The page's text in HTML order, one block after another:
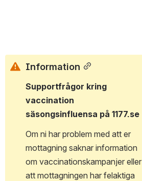
Information
Supportfrågor kring
vaccination
säsongsinfluensa på 1177.se
Om ni har problem med att er
mottagning saknar information
om vaccinationskampanjer eller
att mottagningen har felaktiga